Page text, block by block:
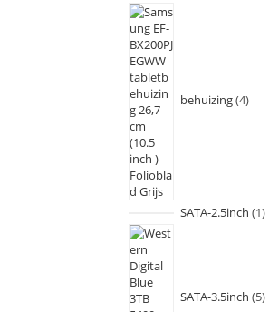
behuizing 4
SATA-2.5inch 1
SATA-3.5inch 5